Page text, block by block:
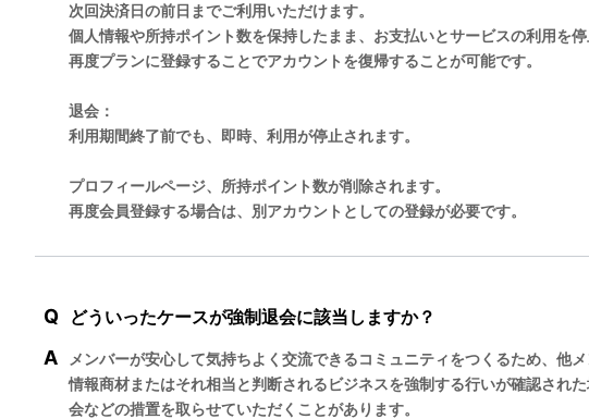
次回決済日の前日までご利用いただけます。
個人情報や所持ポイント数を保持したまま、お支払いとサービスの利用を停
再度プランに登録することでアカウントを復帰することが可能です。
退会：
利用期間終了前でも、即時、利用が停止されます。
プロフィールページ、所持ポイント数が削除されます。
再度会員登録する場合は、別アカウントとしての登録が必要です。
Q どういったケースが強制退会に該当しますか？
A
メンバーが安心して気持ちよく交流できるコミュニティをつくるため、他メ
情報商材またはそれ相当と判断されるビジネスを強制する行いが確認され
会などの措置を取らせていただくことがあります。